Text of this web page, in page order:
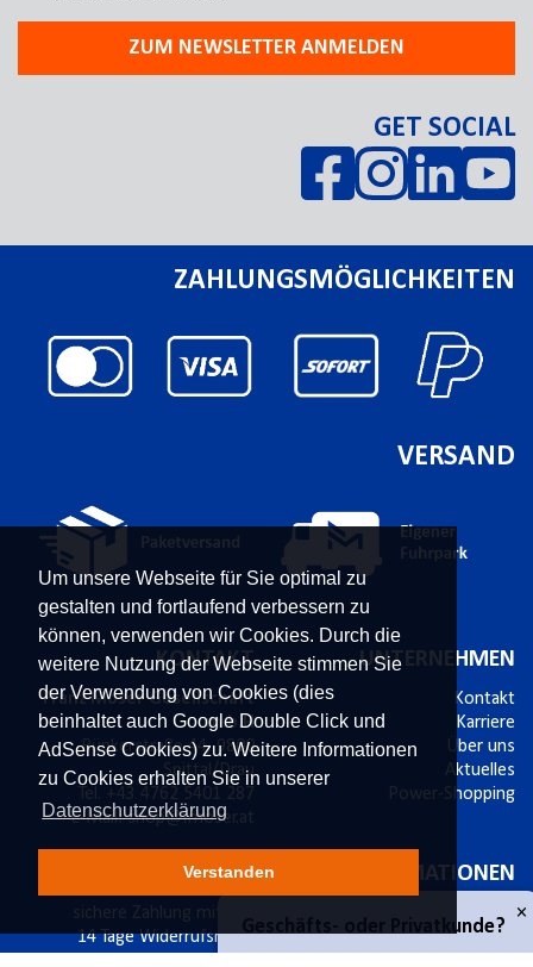
Um unsere Webseite für Sie optimal zu
gestalten und fortlaufend verbessern zu
können, verwenden wir Cookies. Durch die
weitere Nutzung der Webseite stimmen Sie
der Verwendung von Cookies (dies
beinhaltet auch Google Double Click und
AdSense Cookies) zu. Weitere Informationen
zu Cookies erhalten Sie in unserer
Datenschutzerklärung
Verstanden
ZUM NEWSLETTER ANMELDEN
GET SOCIAL
ZAHLUNGSMÖGLICHKEITEN
VERSAND
KONTAKT
Franz Moser Gesellschaft
m.b.H
Bünkerstraße 44,9800
Spittal/Drau
Tel.
+43 4762 5401 287
E-Mail: shop@fmoser.at
UNTERNEHMEN
Kontakt
Karriere
Über uns
Aktuelles
Power-Shopping
SICHER EINKAUFEN
sichere Zahlung mit SSL
14 Tage Widerrufsrecht
INFORMATIONEN
Bestellablauf
Versand & Widerruf
×
Geschäfts- oder Privatkunde?